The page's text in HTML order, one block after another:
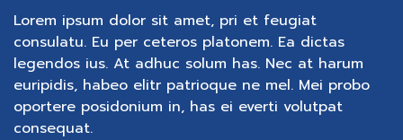
Lorem ipsum dolor sit amet, pri et feugiat
consulatu. Eu per ceteros platonem. Ea dictas
legendos ius. At adhuc solum has. Nec at harum
euripidis, habeo elitr patrioque ne mel. Mei probo
oportere posidonium in, has ei everti volutpat
consequat.